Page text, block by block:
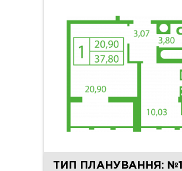
ТИП ПЛАНУВАННЯ: